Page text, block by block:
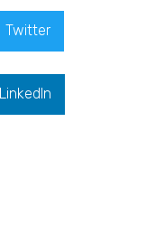
Twitter
LinkedIn